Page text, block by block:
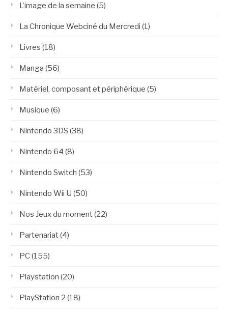
L'image de la semaine (5)
La Chronique Webciné du Mercredi (1)
Livres (18)
Manga (56)
Matériel, composant et périphérique (5)
Musique (6)
Nintendo 3DS (38)
Nintendo 64 (8)
Nintendo Switch (53)
Nintendo Wii U (50)
Nos Jeux du moment(22)
Partenariat(4)
PC(155)
Playstation (20)
PlayStation 2 (18)